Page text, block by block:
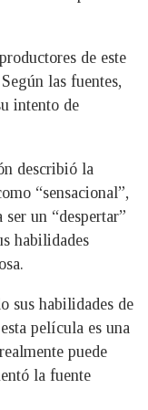
de este
las fuentes,
intento de
describió la
“sensacional”,
un “despertar”
habilidades
sus habilidades de
película es una
puede
la fuente